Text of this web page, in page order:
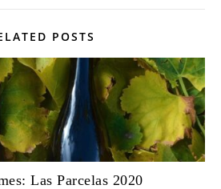
POSTS
Las Parcelas 2020